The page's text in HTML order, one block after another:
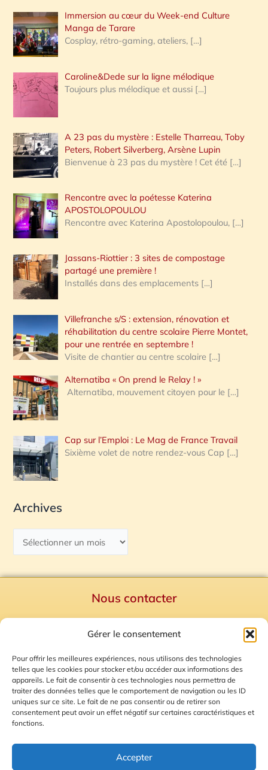
Gérer le consentement
Pour offrir les meilleures expériences, nous utilisons des technologies
telles que les cookies pour stocker et/ou accéder aux informations des
appareils. Le fait de consentir à ces technologies nous permettra de
traiter des données telles que le comportement de navigation ou les ID
uniques sur ce site. Le fait de ne pas consentir ou de retirer son
consentement peut avoir un effet négatif sur certaines caractéristiques et
fonctions.
Accepter
:
Immersion au cœur du Week-end Culture
Manga de Tarare
Cosplay, rétro-gaming, ateliers, […]
Caroline&Dede sur la ligne mélodique
Toujours plus mélodique et aussi […]
A 23 pas du mystère : Estelle Tharreau, Toby
Peters, Robert Silverberg, Arsène Lupin
Bienvenue à 23 pas du mystère ! Cet été […]
Rencontre avec la poétesse Katerina
APOSTOLOPOULOU
Rencontre avec Katerina Apostolopoulou, […]
Jassans-Riottier : 3 sites de compostage
partagé une première !
Installés dans des emplacements […]
Villefranche s/S : extension, rénovation et
réhabilitation du centre scolaire Pierre Montet,
pour une rentrée en septembre !
Visite de chantier au centre scolaire […]
Alternatiba « On prend le Relay ! »
Alternatiba, mouvement citoyen pour le […]
Cap sur l’Emploi : Le Mag de France Travail
Sixième volet de notre rendez-vous Cap […]
Archives
Nous contacter
Mentions Légales
Plan du site
Gestion des Cookies